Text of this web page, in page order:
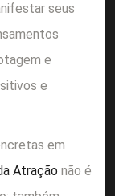
seus
e
e
em
Atração não é